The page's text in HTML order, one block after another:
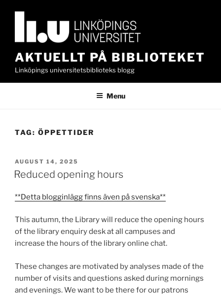
AKTUELLT PÅ BIBLIOTEKET
Linköpings universitetsbiblioteks blogg
Menu
TAG: ÖPPETTIDER
POSTED
ON
AUGUST 14, 2025
Reduced opening hours
**Detta blogginlägg finns även på svenska**
This autumn, the Library will reduce the opening hours
of the library enquiry desk at all campuses and
increase the hours of the library online chat.
These changes are motivated by analyses made of the
number of visits and questions asked during mornings
and evenings. We want to be there for our patrons